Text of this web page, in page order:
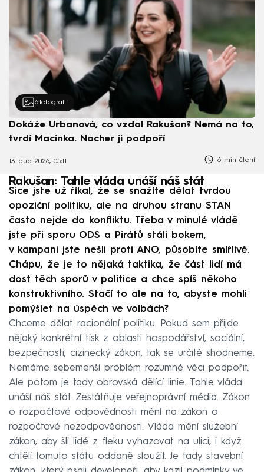
6 fotografií
Dokáže Urbanová, co vzdal Rakušan? Nemá na to,
tvrdí Macinka. Nacher ji podpoří
13. dub 2026, 05:11 6 min čtení
Rakušan: Tahle vláda unáší náš stát
Sice jste už říkal, že se snažíte dělat tvrdou
opoziční politiku, ale na druhou stranu STAN
často nejde do konfliktu. Třeba v minulé vládě
jste při sporu ODS a Pirátů stáli bokem,
v kampani jste nešli proti ANO, působíte smířlivě.
Chápu, že je to nějaká taktika, že část lidí má
dost těch sporů v politice a chce spíš někoho
konstruktivního. Stačí to ale na to, abyste mohli
pomýšlet na úspěch ve volbách?
Chceme dělat racionální politiku. Pokud sem přijde
nějaký konkrétní tisk z oblasti hospodářství, sociální,
bezpečnosti, cizinecký zákon, tak se určitě shodneme.
Nemáme sebemenší problém rozumné věci podpořit.
Ale potom je tady obrovská dělící linie. Tahle vláda
unáší náš stát. Zestátňuje veřejnoprávní média. Zákon
o rozpočtové odpovědnosti mění na zákon o
rozpočtové nezodpovědnosti. Vláda mění služební
zákon, aby šli lidé z fleku vyhazovat na ulici, i když
chtěli tomuto státu oddaně sloužit. Je tady stavební